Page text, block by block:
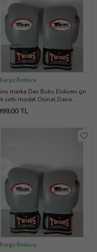
Kargo Bedava
marka Deri Boks Eldiveni gri
cırtlı model Orjinal Dana
İTHAL ÜRÜNDÜR
sporcular için
İstediğiniz Bedeni msj ile
TL
Kargo Bedava